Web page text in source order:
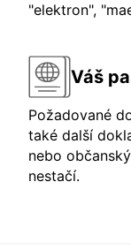
"elektron",
Váš
Požadované
také další
nebo
nestačí.